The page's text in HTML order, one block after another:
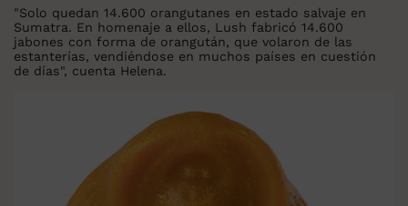
"Solo quedan 14.600 orangutanes en estado salvaje en
Sumatra. En homenaje a ellos, Lush fabricó 14.600
jabones con forma de orangután, que volaron de las
estanterías, vendiéndose en muchos países en cuestión
de días", cuenta Helena.